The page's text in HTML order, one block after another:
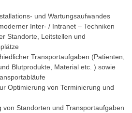
und Wartungsaufwandes
Inter- / Intranet – Techniken
Standorte, Leitstellen und
Transportaufgaben (Patienten,
Blutprodukte, Material etc. ) sowie
Optimierung von Terminierung und
von Standorten und Transportaufgaben